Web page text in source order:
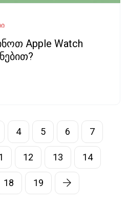
Apple Watch
4 5 6 7
12 13 14
18 19